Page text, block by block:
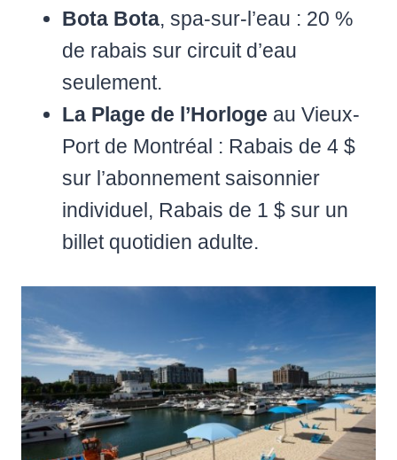
Bota Bota, spa-sur-l’eau : 20 %
de rabais sur circuit d’eau
seulement.
La Plage de l’Horloge au Vieux-
Port de Montréal : Rabais de 4 $
sur l’abonnement saisonnier
individuel, Rabais de 1 $ sur un
billet quotidien adulte.